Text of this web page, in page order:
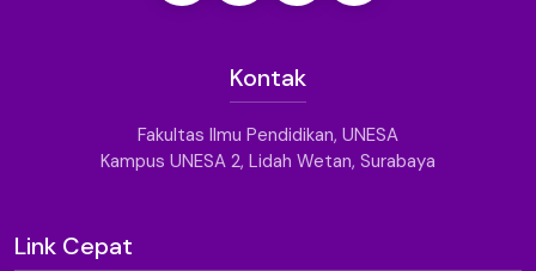
Kontak
Fakultas Ilmu Pendidikan, UNESA
Kampus UNESA 2, Lidah Wetan, Surabaya
Link Cepat